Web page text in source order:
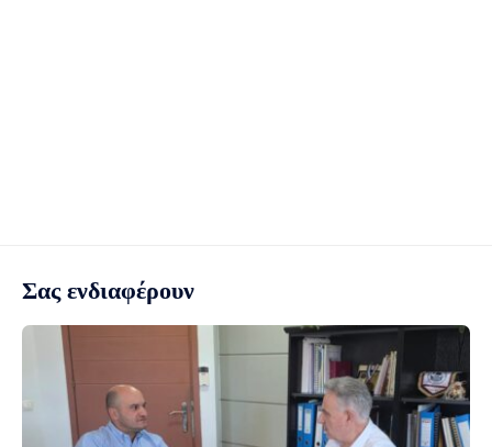
Σας ενδιαφέρουν